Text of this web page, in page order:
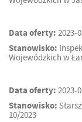
Data oferty: 2023-
Stanowisko:
Wojewódzkich w
Data oferty: 2023-
Stanowisko:
10/2023